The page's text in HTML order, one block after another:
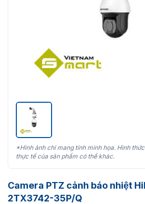
*Hình ảnh chỉ mang tính minh họa. Hình
thực tế của sản phẩm có thể khác.
Camera PTZ cảnh báo nhiệt
2TX3742-35P/Q